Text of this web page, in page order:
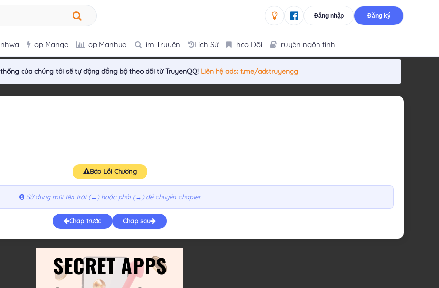
Đăng nhập Đăng ký
Top Manga Top Manhua Tìm Truyện Lịch Sử Theo Dõi Truyện ngôn tình
của chúng tôi sẽ tự động đồng bộ theo dõi từ TruyenQQ! Liên hệ ads: t.me/adstruyengg
Báo Lỗi Chương
Sử dụng mũi tên trái (←) hoặc phải (→) để chuyển chapter
Chap trước Chap sau